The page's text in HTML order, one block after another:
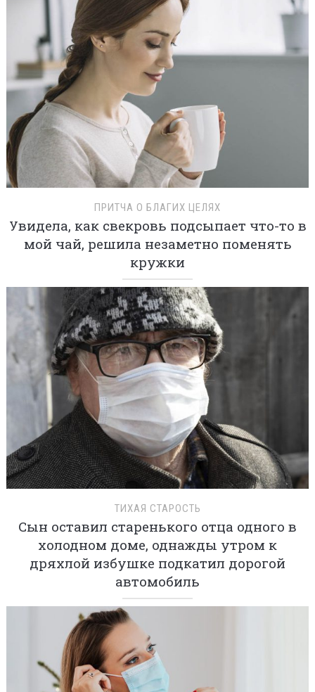
ПРИТЧА О БЛАГИХ ЦЕЛЯХ
Увидела, как свекровь подсыпает что-то в
мой чай, решила незаметно поменять
кружки
ТИХАЯ СТАРОСТЬ
Сын оставил старенького отца одного в
холодном доме, однажды утром к
дряхлой избушке подкатил дорогой
автомобиль